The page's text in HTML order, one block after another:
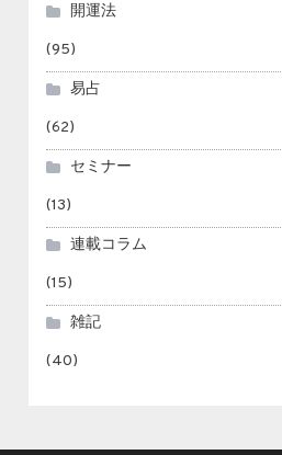
開運法
(95)
易占
(62)
セミナー
(13)
連載コラム
(15)
雑記
(40)